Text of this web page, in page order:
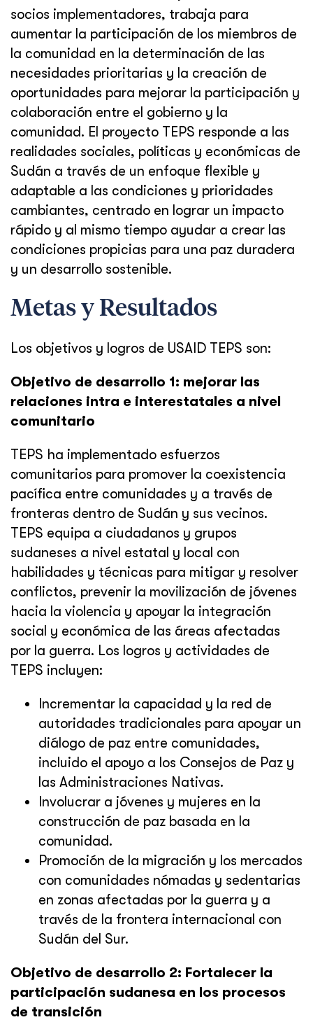
socios implementadores, trabaja para
aumentar la participación de los miembros de
la comunidad en la determinación de las
necesidades prioritarias y la creación de
oportunidades para mejorar la participación y
colaboración entre el gobierno y la
comunidad. El proyecto TEPS responde a las
realidades sociales, políticas y económicas de
Sudán a través de un enfoque flexible y
adaptable a las condiciones y prioridades
cambiantes, centrado en lograr un impacto
rápido y al mismo tiempo ayudar a crear las
condiciones propicias para una paz duradera
y un desarrollo sostenible.
Metas y Resultados
Los objetivos y logros de USAID TEPS son:
Objetivo de desarrollo 1: mejorar las
relaciones intra e interestatales a nivel
comunitario
TEPS ha implementado esfuerzos
comunitarios para promover la coexistencia
pacífica entre comunidades y a través de
fronteras dentro de Sudán y sus vecinos.
TEPS equipa a ciudadanos y grupos
sudaneses a nivel estatal y local con
habilidades y técnicas para mitigar y resolver
conflictos, prevenir la movilización de jóvenes
hacia la violencia y apoyar la integración
social y económica de las áreas afectadas
por la guerra. Los logros y actividades de
TEPS incluyen:
Incrementar la capacidad y la red de
autoridades tradicionales para apoyar un
diálogo de paz entre comunidades,
incluido el apoyo a los Consejos de Paz y
las Administraciones Nativas.
Involucrar a jóvenes y mujeres en la
construcción de paz basada en la
comunidad.
Promoción de la migración y los mercados
con comunidades nómadas y sedentarias
en zonas afectadas por la guerra y a
través de la frontera internacional con
Sudán del Sur.
Objetivo de desarrollo 2: Fortalecer la
participación sudanesa en los procesos
de transición